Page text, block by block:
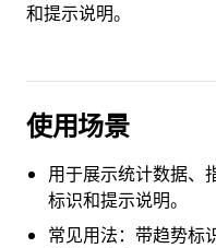
和提示说明。
使用场景
用于展示统计数据、
标识和提示说明。
常见用法：带趋势标